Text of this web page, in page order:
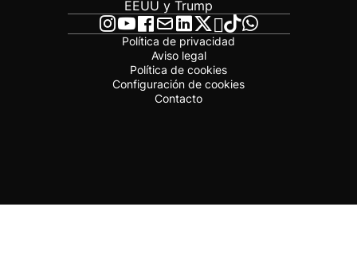
EEUU y Trump
Política de privacidad
Aviso legal
Política de cookies
Configuración de cookies
Contacto